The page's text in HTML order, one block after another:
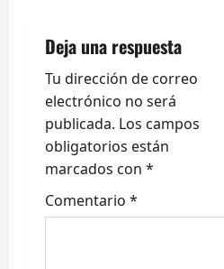
c
i
ó
n
d
e
Deja una respuesta
Tu dirección de correo
electrónico no será
publicada. Los campos
obligatorios están
marcados con *
Comentario *